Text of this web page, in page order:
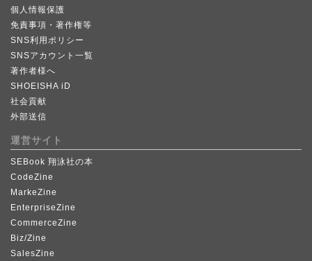
個人情報保護
免責事項・著作権等
SNS利用ポリシー
SNSアカウント一覧
著作者様へ
SHOEISHA iD
社会貢献
外部送信
運営サイト
SEBook 翔泳社の本
CodeZine
MarkeZine
EnterpriseZine
CommerceZine
Biz/Zine
SalesZine